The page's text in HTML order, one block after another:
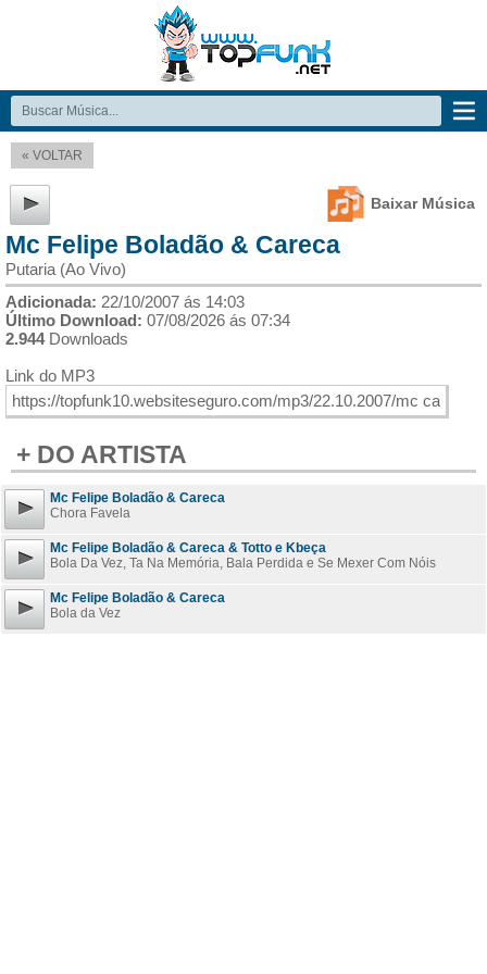
« VOLTAR
Baixar Música
Mc Felipe Boladão & Careca
Putaria (Ao Vivo)
Adicionada: 22/10/2007 ás 14:03
Último Download: 07/08/2026 ás 07:34
2.944Downloads
Link do MP3
+ DO ARTISTA
Mc Felipe Boladão & Careca
Chora Favela
Mc Felipe Boladão & Careca & Totto e Kbeça
Bola Da Vez, Ta Na Memória, Bala Perdida e Se Mexer Com Nóis
Mc Felipe Boladão & Careca
Bola da Vez